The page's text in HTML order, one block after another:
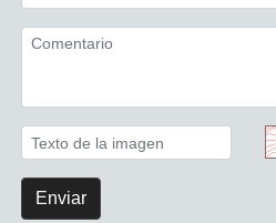
Enviar